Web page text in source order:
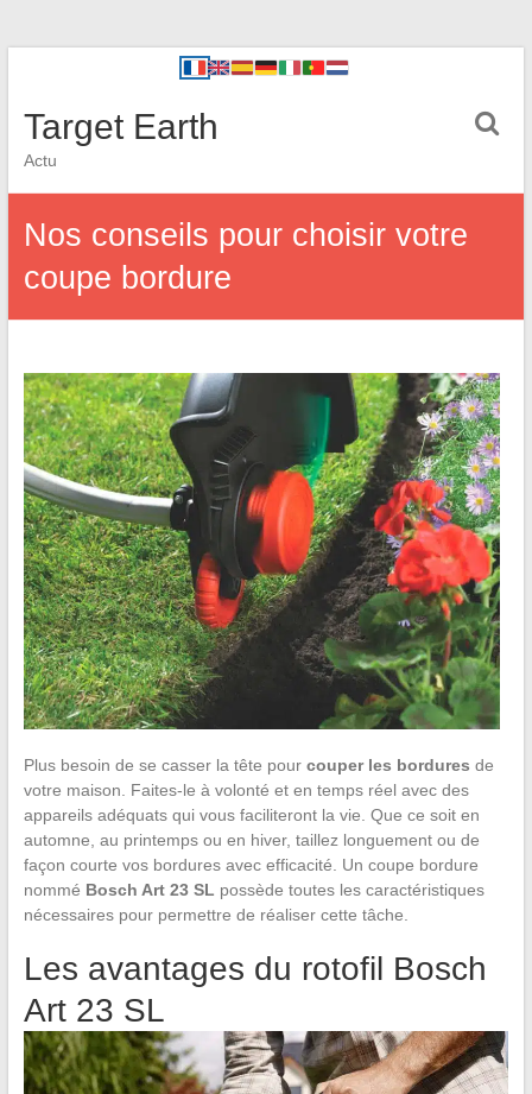
Target Earth
Actu
Nos conseils pour choisir votre
coupe bordure
Plus besoin de se casser la tête pour couper les bordures de
votre maison. Faites-le à volonté et en temps réel avec des
appareils adéquats qui vous faciliteront la vie. Que ce soit en
automne, au printemps ou en hiver, taillez longuement ou de
façon courte vos bordures avec efficacité. Un coupe bordure
nommé Bosch Art 23 SL possède toutes les caractéristiques
nécessaires pour permettre de réaliser cette tâche.
Les avantages du rotofil Bosch
Art 23 SL